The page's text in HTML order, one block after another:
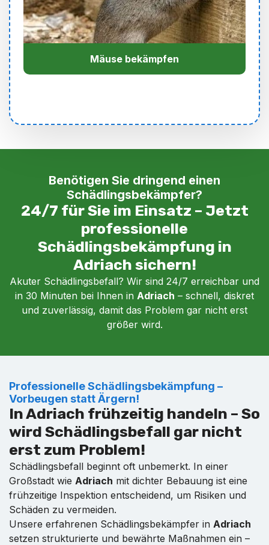
Mäuse bekämpfen
Benötigen Sie dringend einen
Schädlingsbekämpfer?
24/7 für Sie im Einsatz – Jetzt
professionelle
Schädlingsbekämpfung in
Adriach sichern!
Akuter Schädlingsbefall? Wir sind 24/7 erreichbar und
in 30 Minuten bei Ihnen in Adriach – schnell, diskret
und zuverlässig, damit das Problem gar nicht erst
größer wird.
Professionelle Schädlingsbekämpfung –
Vorbeugen statt Ärgern!
In Adriach frühzeitig handeln – So
wird Schädlingsbefall gar nicht
erst zum Problem!
Schädlingsbefall beginnt oft unbemerkt. In einer
Großstadt wie Adriach mit dichter Bebauung ist eine
frühzeitige Inspektion entscheidend, um Risiken und
Schäden zu vermeiden.
Unsere erfahrenen Schädlingsbekämpfer in Adriach
setzen strukturierte und bewährte Maßnahmen ein –